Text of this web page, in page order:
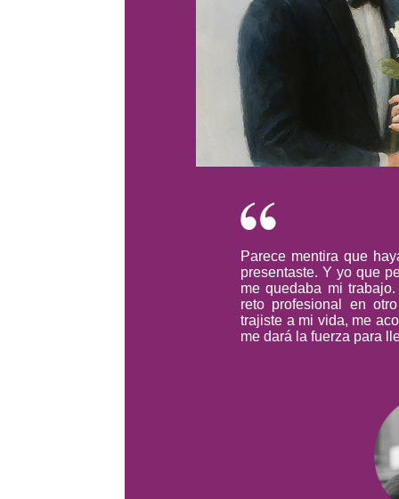
Parece mentira que
presentaste. Y yo que
me quedaba mi
reto profesional en
trajiste a mi vida, me
me dará la fuerza para